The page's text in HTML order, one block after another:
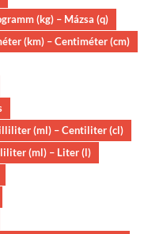
(kg) – Mázsa (q)
(km) – Centiméter (cm)
(ml) – Centiliter (cl)
(ml) – Liter (l)